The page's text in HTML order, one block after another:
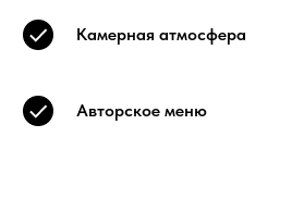
Камерная атмосфера
Авторское меню